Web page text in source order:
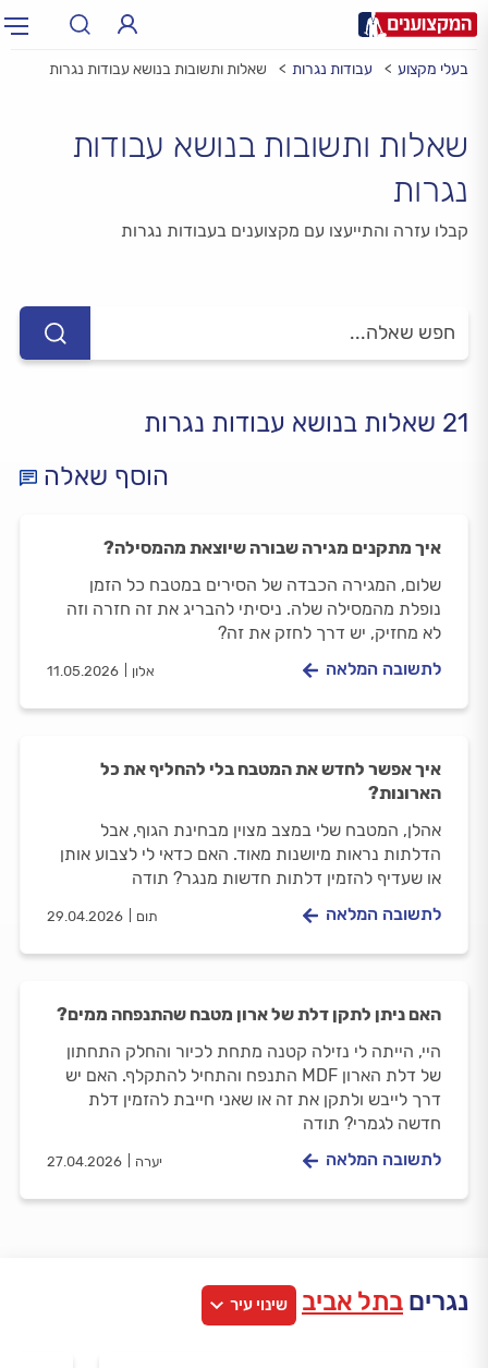
עיר: תל אביב, חיפה…
בעלי מקצוע עבודות נגרות שאלות ותשובות בנושא עבודות נגרות
שאלות ותשובות בנושא עבודות
נגרות
קבלו עזרה והתייעצו עם מקצוענים בעבודות נגרות
21 שאלות בנושא עבודות נגרות
הוסף שאלה
איך מתקנים מגירה שבורה שיוצאת מהמסילה?
שלום, המגירה הכבדה של הסירים במטבח כל הזמן
נופלת מהמסילה שלה. ניסיתי להבריג את זה חזרה וזה
לא מחזיק, יש דרך לחזק את זה?
אלון 11.05.2026 לתשובה המלאה
איך אפשר לחדש את המטבח בלי להחליף את כל
הארונות?
אהלן, המטבח שלי במצב מצוין מבחינת הגוף, אבל
הדלתות נראות מיושנות מאוד. האם כדאי לי לצבוע אותן
או שעדיף להזמין דלתות חדשות מנגר? תודה
תום 29.04.2026 לתשובה המלאה
האם ניתן לתקן דלת של ארון מטבח שהתנפחה ממים?
היי, הייתה לי נזילה קטנה מתחת לכיור והחלק התחתון
של דלת הארון MDF התנפח והתחיל להתקלף. האם יש
דרך לייבש ולתקן את זה או שאני חייבת להזמין דלת
חדשה לגמרי? תודה
יערה 27.04.2026 לתשובה המלאה
נגרים בתל אביב שינוי עיר